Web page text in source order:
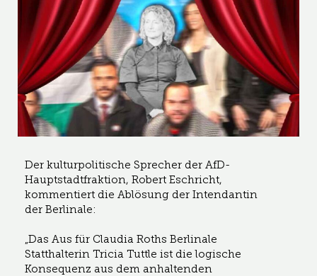
Der kulturpolitische Sprecher der AfD-
Hauptstadtfraktion, Robert Eschricht,
kommentiert die Ablösung der Intendantin
der Berlinale:
„Das Aus für Claudia Roths Berlinale
Statthalterin Tricia Tuttle ist die logische
Konsequenz aus dem anhaltenden